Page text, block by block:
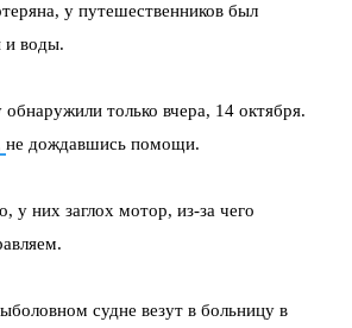
у путешественников был
и воды.
только вчера, 14 октября.
не дождавшись помощи.
у них заглох мотор, из-за чего
судне везут в больницу в